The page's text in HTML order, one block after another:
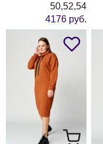
50,52,54
4176 руб.